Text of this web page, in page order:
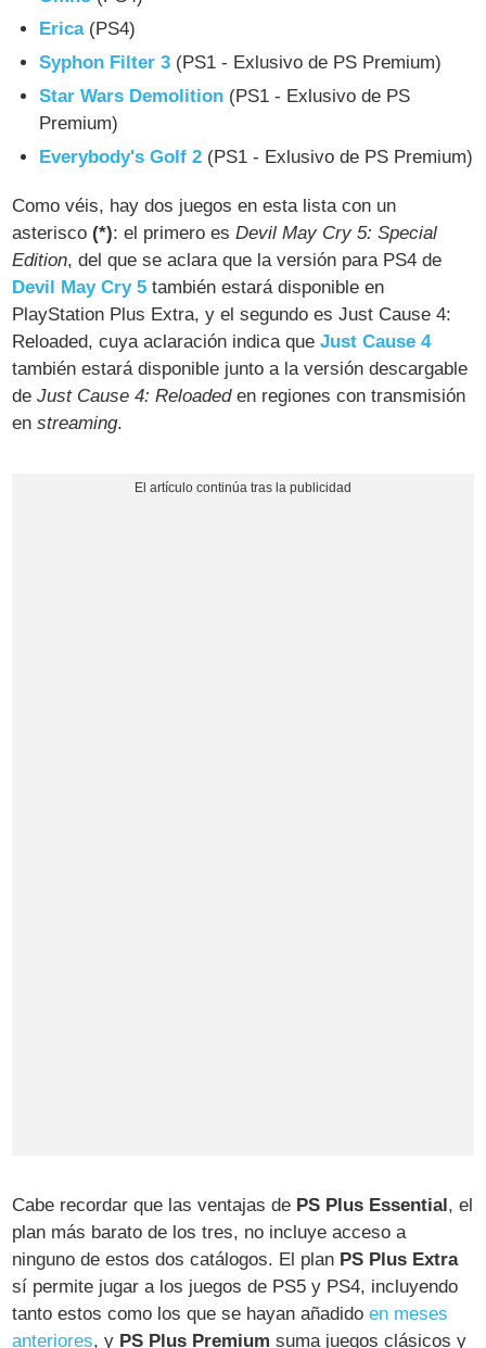
Erica(PS4)
Syphon Filter 3 (PS1 - Exlusivo de PS Premium)
Star Wars Demolition (PS1 - Exlusivo de PS
Premium)
Everybody's Golf 2 (PS1 - Exlusivo de PS Premium)
Como véis, hay dos juegos en esta lista con un
asterisco(*): el primero esDevil May Cry 5: Special
Edition, del que se aclara que la versión para PS4 de
Devil May Cry 5 también estará disponible en
PlayStation Plus Extra, y el segundo es Just Cause 4:
Reloaded, cuya aclaración indica queJust Cause 4
también estará disponible junto a la versión descargable
deJust Cause 4: Reloadeden regiones con transmisión
enstreaming.
Cabe recordar que las ventajas de PS Plus Essential , el
plan más barato de los tres, no incluye acceso a
ninguno de estos dos catálogos. El plan PS Plus Extra
sí permite jugar a los juegos de PS5 y PS4, incluyendo
tanto estos como los que se hayan añadidoen meses
anteriores, y PS Plus Premium suma juegos clásicos y